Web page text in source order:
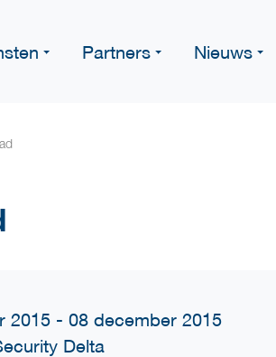
Partners Nieuws
2015 - 08 december 2015
Delta